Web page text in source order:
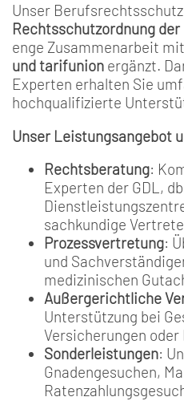
Unser
Rechtsschutzordnung der
enge Zusammenarbeit
und tarifunion ergänzt.
Experten erhalten Sie
hochqualifizierte
Unser Leistungsangebot
Rechtsberatung:
Experten der GDL,
sachkundige
Prozessvertretung:
und
medizinischen
Außergerichtliche
Unterstützung bei
Versicherungen
Sonderleistungen:
Gnadengesuchen,